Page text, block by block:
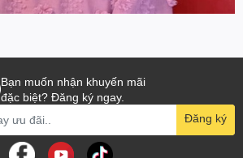
Bạn muốn nhận khuyến mãi
đặc biệt? Đăng ký ngay.
Đăng ký